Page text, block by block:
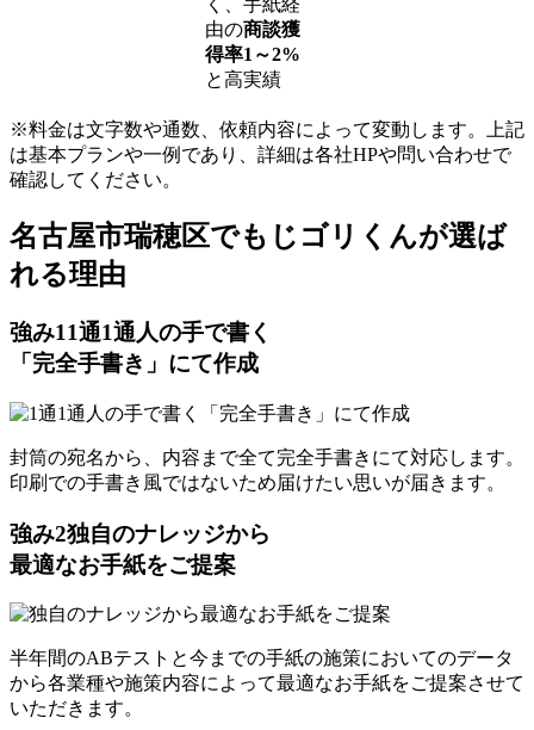
く、手紙経
由の商談獲
得率1～2%
と高実績
※料金は文字数や通数、依頼内容によって変動します。上記
は基本プランや一例であり、詳細は各社HPや問い合わせで
確認してください。​
名古屋市瑞穂区でもじゴリくんが選ば
れる理由
強み11通1通人の手で書く
「完全手書き」にて作成
封筒の宛名から、内容まで全て完全手書きにて対応します。
印刷での手書き風ではないため届けたい思いが届きます。
強み2独自のナレッジから
最適なお手紙をご提案
半年間のABテストと今までの手紙の施策においてのデータ
から各業種や施策内容によって最適なお手紙をご提案させて
いただきます。